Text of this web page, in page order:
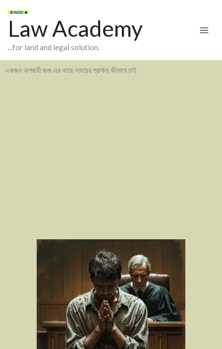
content
Law Academy
...for land and legal solution.
একজন অপরাধী জজ এর কাছে সময়ের প্রার্থনা কীভাবে চাই